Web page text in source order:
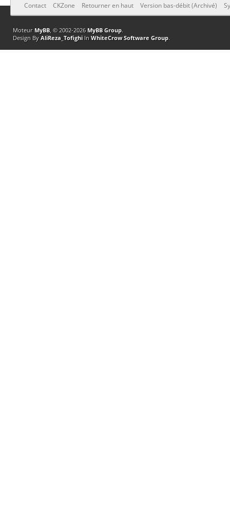
Contact CKZone Retourner en haut Version bas-débit (Archivé)
Moteur MyBB, © 2002-2026 MyBB Group.
Design By AliReza_TofighiIn WhiteCrow Software Group.